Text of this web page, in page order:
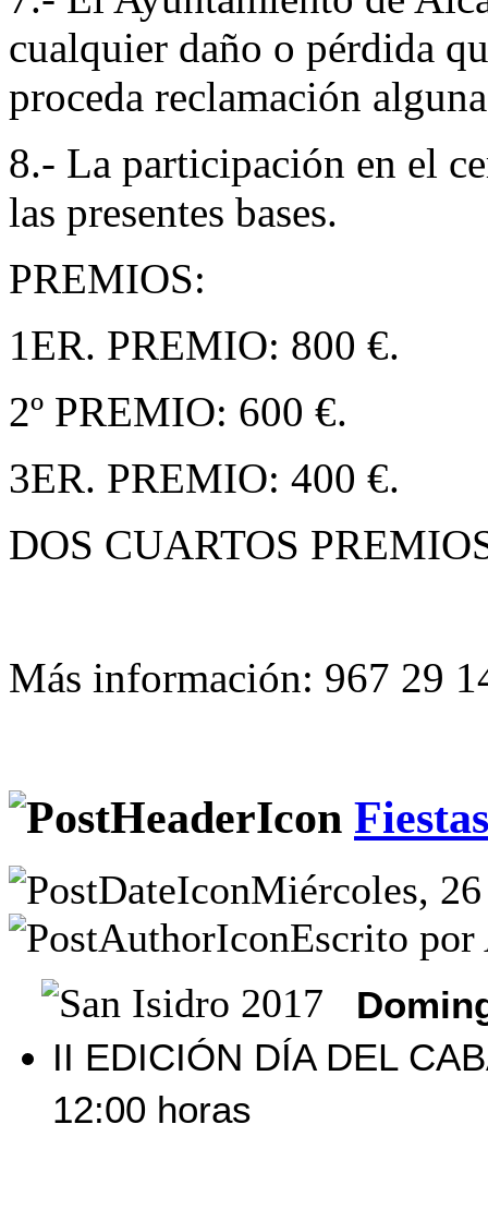
cualquier daño o pérdida
proceda reclamación
8.- La participación en el
las presentes bases.
PREMIOS:
1ER. PREMIO: 800 €.
2º PREMIO: 600 €.
3ER. PREMIO: 400 €.
DOS CUARTOS
Más información: 967 29
Miércoles,
Escrito
II EDICIÓN DÍA DEL
12:00 horas